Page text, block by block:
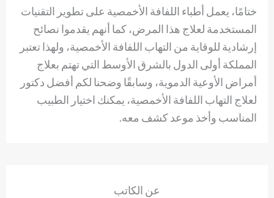
ختامًا، يعمل أطباء اللفافة الأخمصية على تطوير التقنيات
المستخدمة لعلاج هذا المرض، كما أنهم يقدموا نصائح
إرشادية للوقاية من التهاب اللفافة الأخمصية، ولهذا تعتبر
المملكة أولى الدول بالشرق الأوسط التي تهتم بعلاج
أمراض الأوعية الدموية، وسابقًا وضحنا لكم أفضل دكتور
لعلاج التهاب اللفافة الأخمصية، يمكنك اختيار الطبيب
المناسب وأخذ موعد كشف معه.
عن الكاتب